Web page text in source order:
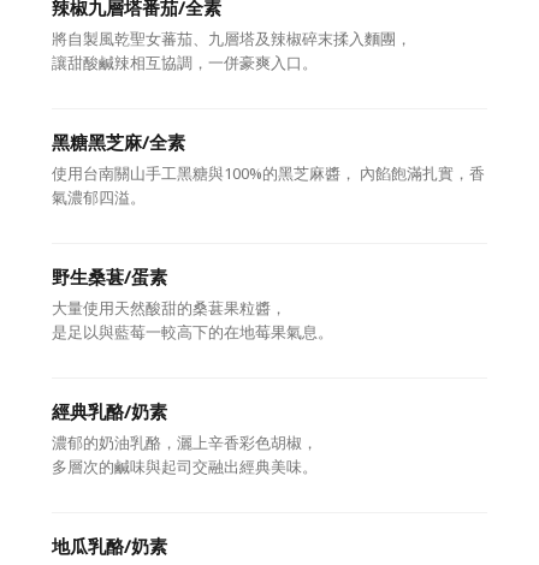
辣椒九層塔番茄/全素
將自製風乾聖女蕃茄、九層塔及辣椒碎末揉入麵團，
讓甜酸鹹辣相互協調，一併豪爽入口。
黑糖黑芝麻/全素
使用台南關山手工黑糖與100%的黑芝麻醬， 內餡飽滿扎實，香
氣濃郁四溢。
野生桑葚/蛋素
大量使用天然酸甜的桑葚果粒醬，
是足以與藍莓一較高下的在地莓果氣息。
經典乳酪/奶素
濃郁的奶油乳酪，灑上辛香彩色胡椒，
多層次的鹹味與起司交融出經典美味。
地瓜乳酪/奶素